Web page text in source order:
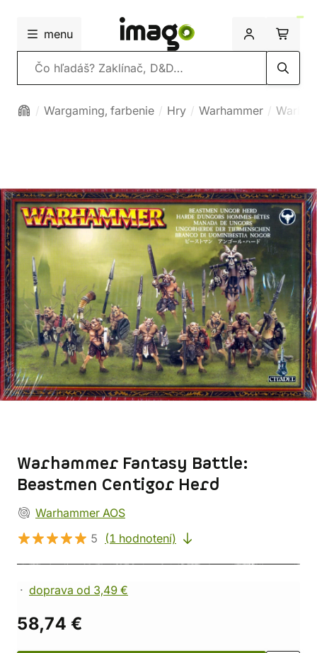
menu
Vyhľadávanie
Wargaming, farbenie Hry Warhammer
Warhammer Fantasy Battle:
Beastmen Centigor Herd
Warhammer AOS
5
(1 hodnotení)
doprava od 3,49 €
58,74 €